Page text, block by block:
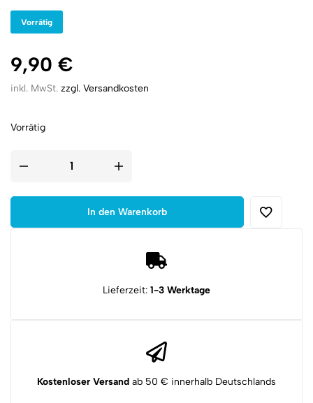
Vorrätig
9,90 €
inkl. MwSt. zzgl. Versandkosten
Vorrätig
Schlüsselanhänger
12/70
Slug
In den Warenkorb
Lieferzeit: 1-3 Werktage
Kostenloser Versand ab 50 € innerhalb Deutschlands